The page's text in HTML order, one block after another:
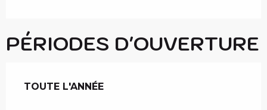
PÉRIODES D'OUVERTURE
TOUTE L'ANNÉE
TOUTE L'ANNÉE